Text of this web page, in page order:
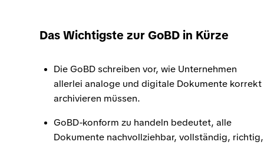
Das Wichtigste zur GoBD in Kürze
Die GoBD schreiben vor, wie Unternehmen
allerlei analoge und digitale Dokumente korrekt
archivieren müssen.
GoBD-konform zu handeln bedeutet, alle
Dokumente nachvollziehbar, vollständig, richtig,